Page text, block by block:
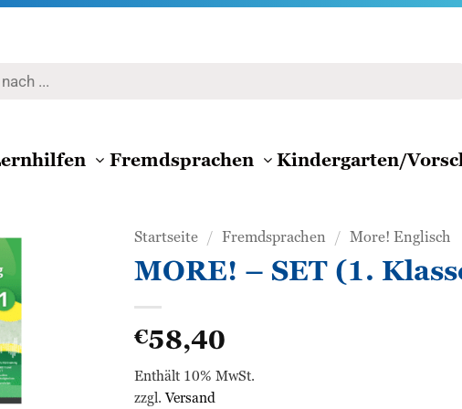
Fremdsprachen Kindergarten/
Wunschliste
hinzufügen
Startseite / Fremdsprachen / More! Englisch
MORE! – SET (1.
€58,40
Enthält 10% MwSt.
zzgl.Versand